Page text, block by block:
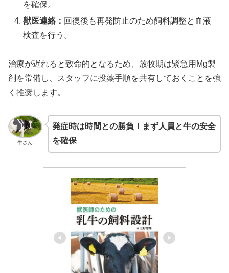
を確保。
獣医連絡： 回復後も再発防止のため飼料調整と血液
検査を行う。
治療が遅れると致命的となるため、放牧期は緊急用Mg製
剤を常備し、スタッフに投薬手順を共有しておくことを強
く推奨します。
牛さん
発症時は時間との勝負！まず人員と牛の安全
を確保